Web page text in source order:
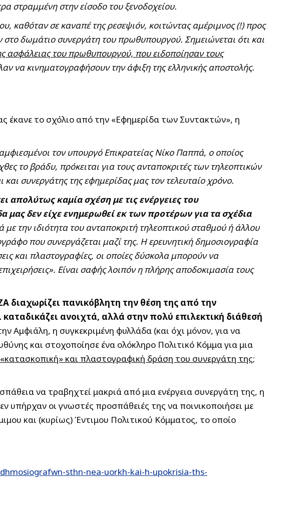
στραμμένη στην είσοδο του ξενοδοχείου.
καθόταν σε καναπέ της ρεσεψιόν, κοιτώντας αμέριμνος (!) προς
δωμάτιο συνεργάτη του πρωθυπουργού. Σημειώνεται ότι και
ασφάλειας του πρωθυπουργού, που ειδοποίησαν τους
να κινηματογραφήσουν την άφιξη της ελληνικής αποστολής.
έκανε το σχόλιο από την «Εφημερίδα των Συντακτών», η
τον υπουργό Επικρατείας Νίκο Παππά, ο οποίος
το βράδυ, πρόκειται για τους ανταποκριτές των τηλεοπτικών
συνεργάτης της εφημερίδας μας τον τελευταίο χρόνο.
απολύτως καμία σχέση με τις ενέργειες του
δεν είχε ενημερωθεί εκ των προτέρων για τα σχέδια
με την ιδιότητα του ανταποκριτή τηλεοπτικού σταθμού ή άλλου
που συνεργάζεται μαζί της. Η ερευνητική δημοσιογραφία
και πλαστογραφίες, οι οποίες δύσκολα μπορούν να
Είναι σαφής λοιπόν η πλήρης αποδοκιμασία τους
διαχωρίζει πανικόβλητη την θέση της από την
ανοιχτά, αλλά στην πολύ επιλεκτική διάθεσή
η συγκεκριμένη φυλλάδα (και όχι μόνον, για να
και στοχοποίησε ένα ολόκληρο Πολιτικό Κόμμα για μια
και πλαστογραφική δράση του συνεργάτη της;
να τραβηχτεί μακριά από μια ενέργεια συνεργάτη της, η
οι γνωστές προσπάθειές της να ποινικοποιήσει με
και (κυρίως) Έντιμου Πολιτικού Κόμματος, το οποίο
sthn-nea-uorkh-kai-h-upokrisia-ths-